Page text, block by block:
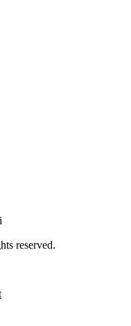
reserved.